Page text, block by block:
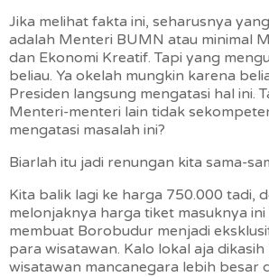
Jika melihat fakta ini, seharusnya
adalah Menteri BUMN atau minimal
dan Ekonomi Kreatif. Tapi yang
beliau. Ya okelah mungkin karena
Presiden langsung mengatasi hal ini.
Menteri-menteri lain tidak
mengatasi masalah ini?
Biarlah itu jadi renungan kita sama-
Kita balik lagi ke harga 750.000 tadi,
melonjaknya harga tiket masuknya
membuat Borobudur menjadi
para wisatawan. Kalo lokal aja
wisatawan mancanegara lebih besar